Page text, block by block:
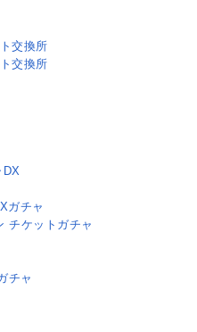
交換所
交換所
ガチャ
チケットガチャ
チャ